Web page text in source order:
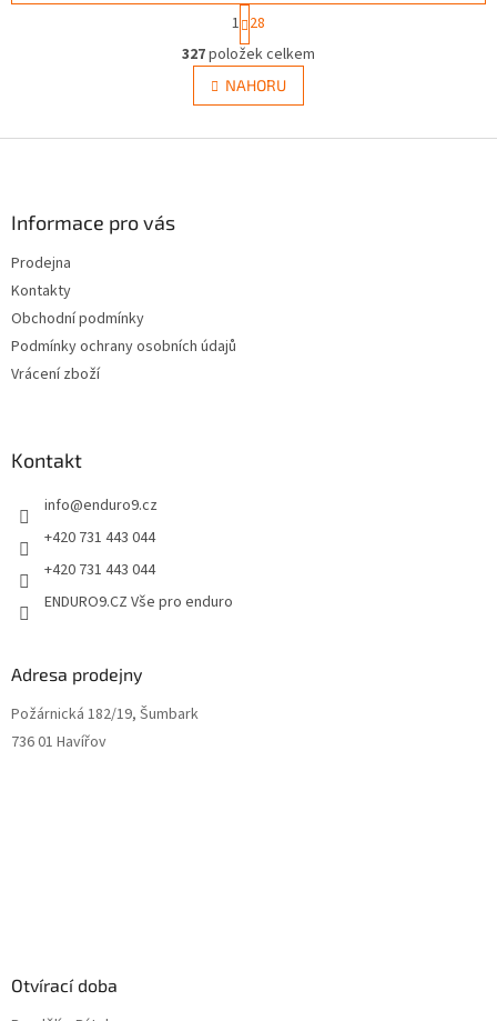
O
v
l
á
S
t
r
á
n
k
v
1 28
327položek celkem
NAHORU
Informace pro vás
Prodejna
Kontakty
Obchodní podmínky
Podmínky ochrany osobních údajů
Vrácení zboží
Kontakt
info@enduro9.cz
+420 731 443 044
+420 731 443 044
ENDURO9.CZ Vše pro enduro
Adresa prodejny
Požárnická 182/19, Šumbark
736 01 Havířov
Otvírací doba